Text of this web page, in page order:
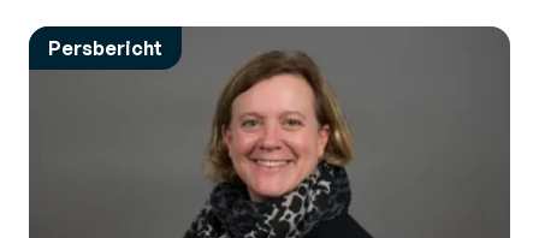
Persbericht